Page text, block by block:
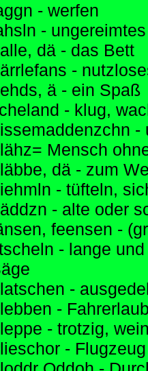
- werfen
-
dä - das Bett
-
ä - ein Spaß
- klug,
-
Mensch
dä - zum
- tüfteln,
- alte oder
feensen -
- lange
-
-
- trotzig,
- Flugzeug